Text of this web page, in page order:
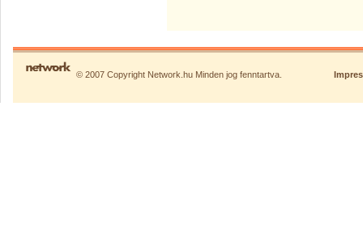
© 2007 Copyright Network.hu Minden jog fenntartva.